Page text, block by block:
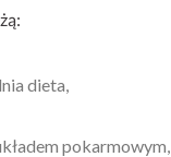
dieta,
pokarmowym,